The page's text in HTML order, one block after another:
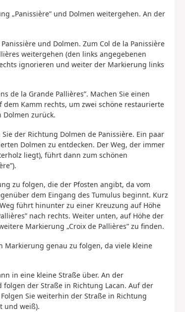
„Panissière” und Dolmen weitergehen. An der
und Dolmen. Zum Col de la Panissière
weitergehen (den links angegebenen
ignorieren und weiter der Markierung links
de la Grande Pallières”. Machen Sie einen
Kamm rechts, um zwei schöne restaurierte
Dolmen zurück.
der Richtung Dolmen de Panissière. Ein paar
Dolmen zu entdecken. Der Weg, der immer
liegt), führt dann zum schönen
zu folgen, die der Pfosten angibt, da vom
dem Eingang des Tumulus beginnt. Kurz
führt hinunter zu einer Kreuzung auf Höhe
nach rechts. Weiter unten, auf Höhe der
Markierung „Croix de Pallières” zu finden.
Markierung genau zu folgen, da viele kleine
in eine kleine Straße über. An der
der Straße in Richtung Lacan. Auf der
Sie weiterhin der Straße in Richtung
und weiß).